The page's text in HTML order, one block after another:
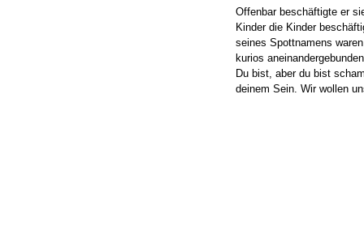
Offenbar beschäftigte er
Kinder die Kinder
seines Spottnamens
kurios
Du bist, aber du bist
deinem Sein. Wir wollen